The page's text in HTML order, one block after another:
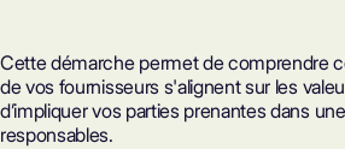
Cette démarche permet de comprendre
de vos fournisseurs s'alignent sur les
d’impliquer vos parties prenantes dans
responsables.